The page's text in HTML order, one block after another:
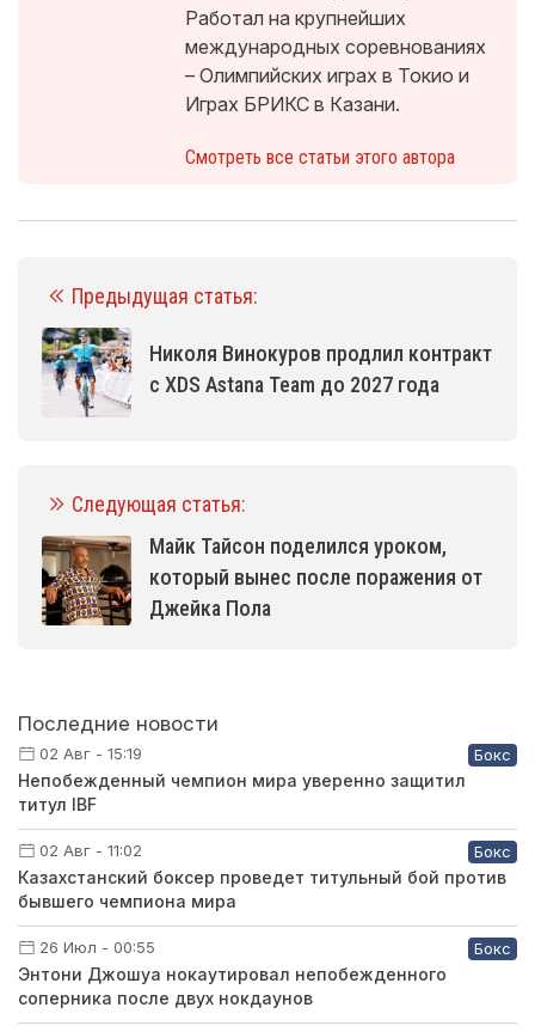
Работал на крупнейших
международных соревнованиях
– Олимпийских играх в Токио и
Играх БРИКС в Казани.
Смотреть все статьи этого автора
Предыдущая статья:
Николя Винокуров продлил контракт
с XDS Astana Team до 2027 года
Следующая статья:
Майк Тайсон поделился уроком,
который вынес после поражения от
Джейка Пола
Последние новости
02 Авг - 15:19 Бокс
Непобежденный чемпион мира уверенно защитил
титул IBF
02 Авг - 11:02 Бокс
Казахстанский боксер проведет титульный бой против
бывшего чемпиона мира
26 Июл - 00:55 Бокс
Энтони Джошуа нокаутировал непобежденного
соперника после двух нокдаунов